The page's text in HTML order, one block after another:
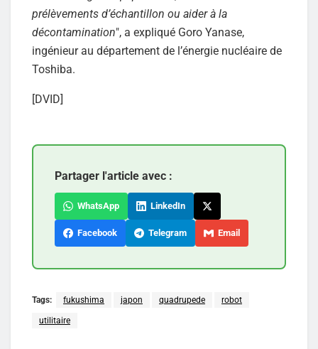
prélèvements d’échantillon ou aider à la
décontamination", a expliqué Goro Yanase,
ingénieur au département de l’énergie nucléaire de
Toshiba.
[DVID]
Partager l'article avec :
WhatsApp LinkedIn
Facebook Telegram Email
Tags: fukushima japon quadrupede robot
utilitaire